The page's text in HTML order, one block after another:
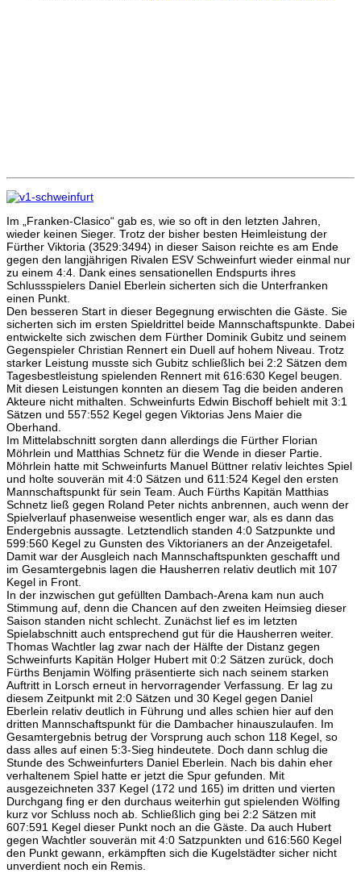
Im „Franken-Clasico“ gab es, wie so oft in den letzten Jahren,
wieder keinen Sieger. Trotz der bisher besten Heimleistung der
Fürther Viktoria (3529:3494) in dieser Saison reichte es am Ende
gegen den langjährigen Rivalen ESV Schweinfurt wieder einmal nur
zu einem 4:4. Dank eines sensationellen Endspurts ihres
Schlussspielers Daniel Eberlein sicherten sich die Unterfranken
einen Punkt.
Den besseren Start in dieser Begegnung erwischten die Gäste. Sie
sicherten sich im ersten Spieldrittel beide Mannschaftspunkte. Dabei
entwickelte sich zwischen dem Fürther Dominik Gubitz und seinem
Gegenspieler Christian Rennert ein Duell auf hohem Niveau. Trotz
starker Leistung musste sich Gubitz schließlich bei 2:2 Sätzen dem
Tagesbestleistung spielenden Rennert mit 616:630 Kegel beugen.
Mit diesen Leistungen konnten an diesem Tag die beiden anderen
Akteure nicht mithalten. Schweinfurts Edwin Bischoff behielt mit 3:1
Sätzen und 557:552 Kegel gegen Viktorias Jens Maier die
Oberhand.
Im Mittelabschnitt sorgten dann allerdings die Fürther Florian
Möhrlein und Matthias Schnetz für die Wende in dieser Partie.
Möhrlein hatte mit Schweinfurts Manuel Büttner relativ leichtes Spiel
und holte souverän mit 4:0 Sätzen und 611:524 Kegel den ersten
Mannschaftspunkt für sein Team. Auch Fürths Kapitän Matthias
Schnetz ließ gegen Roland Peter nichts anbrennen, auch wenn der
Spielverlauf phasenweise wesentlich enger war, als es dann das
Endergebnis aussagte. Letztendlich standen 4:0 Satzpunkte und
599:560 Kegel zu Gunsten des Viktorianers an der Anzeigetafel.
Damit war der Ausgleich nach Mannschaftspunkten geschafft und
im Gesamtergebnis lagen die Hausherren relativ deutlich mit 107
Kegel in Front.
In der inzwischen gut gefüllten Dambach-Arena kam nun auch
Stimmung auf, denn die Chancen auf den zweiten Heimsieg dieser
Saison standen nicht schlecht. Zunächst lief es im letzten
Spielabschnitt auch entsprechend gut für die Hausherren weiter.
Thomas Wachtler lag zwar nach der Hälfte der Distanz gegen
Schweinfurts Kapitän Holger Hubert mit 0:2 Sätzen zurück, doch
Fürths Benjamin Wölfing präsentierte sich nach seinem starken
Auftritt in Lorsch erneut in hervorragender Verfassung. Er lag zu
diesem Zeitpunkt mit 2:0 Sätzen und 30 Kegel gegen Daniel
Eberlein relativ deutlich in Führung und alles schien hier auf den
dritten Mannschaftspunkt für die Dambacher hinauszulaufen. Im
Gesamtergebnis betrug der Vorsprung auch schon 118 Kegel, so
dass alles auf einen 5:3-Sieg hindeutete. Doch dann schlug die
Stunde des Schweinfurters Daniel Eberlein. Nach bis dahin eher
verhaltenem Spiel hatte er jetzt die Spur gefunden. Mit
ausgezeichneten 337 Kegel (172 und 165) im dritten und vierten
Durchgang fing er den durchaus weiterhin gut spielenden Wölfing
kurz vor Schluss noch ab. Schließlich ging bei 2:2 Sätzen mit
607:591 Kegel dieser Punkt noch an die Gäste. Da auch Hubert
gegen Wachtler souverän mit 4:0 Satzpunkten und 616:560 Kegel
den Punkt gewann, erkämpften sich die Kugelstädter sicher nicht
unverdient noch ein Remis.